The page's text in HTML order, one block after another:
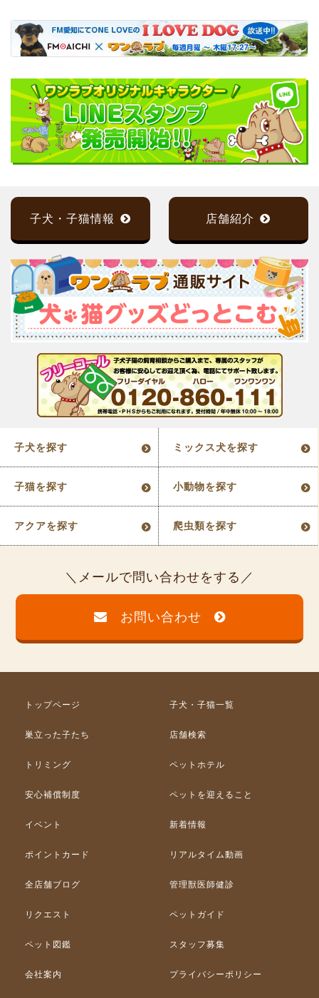
子犬・子猫情報 店舗紹介
子犬を探す ミックス犬を探す
子猫を探す 小動物を探す
アクアを探す 爬虫類を探す
メールで問い合わせをする
お問い合わせ
トップページ 子犬・子猫一覧
巣立った子たち 店舗検索
トリミング ペットホテル
安心補償制度 ペットを迎えること
イベント 新着情報
ポイントカード リアルタイム動画
全店舗ブログ 管理獣医師健診
リクエスト ペットガイド
ペット図鑑 スタッフ募集
会社案内 プライバシーポリシー